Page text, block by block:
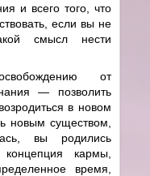
и всего того, что
если вы не
смысл нести
от
— позволить
в новом
новым существом,
вы родились
кармы,
время,